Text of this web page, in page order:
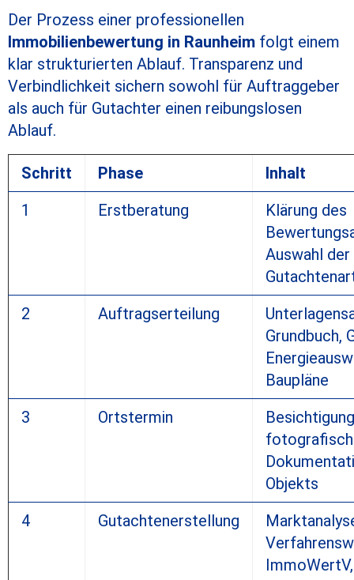
Der Prozess einer professionellen
Immobilienbewertung in Raunheim folgt einem
klar strukturierten Ablauf. Transparenz und
Verbindlichkeit sichern sowohl für Auftraggeber
als auch für Gutachter einen reibungslosen
Ablauf.
Schritt Phase
Inhalt
1
Erstberatung
Klärung des
Auswahl der
2
Auftragserteilung
Grundbuch,
Baupläne
3
Ortstermin
Objekts
4
Gutachtenerstellung
ImmoWertV,